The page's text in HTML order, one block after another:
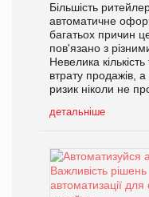
Більшість
автоматичне
багатьох причин
пов'язано з
Невелика
втрату продажів,
ризик ніколи не
детальніше